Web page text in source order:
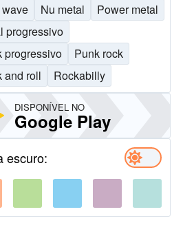
Nu metal
Power metal
progressivo
progressivo
Punk rock
and roll
Rockabilly
DISPONÍVEL NO
Google Play
escuro: